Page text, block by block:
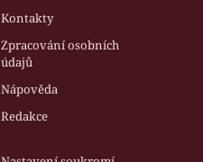
Kontakty
Zpracování osobních
údajů
Nápověda
Redakce